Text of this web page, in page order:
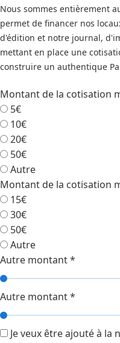
Nous sommes entièrement
permet de financer nos
d'édition et notre journal,
mettant en place une
construire un authentique
Montant de la cotisation
5€
10€
20€
50€
Autre
Montant de la cotisation
15€
30€
50€
Autre
Autre montant*
Autre montant*
Je veux être ajouté à la